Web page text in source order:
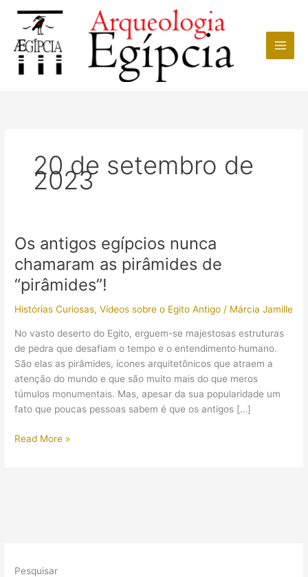
conteúdo
20 de setembro de
2023
Os antigos egípcios nunca
chamaram as pirâmides de
“pirâmides”!
Histórias Curiosas,Vídeos sobre o Egito Antigo / Márcia Jamille
No vasto deserto do Egito, erguem-se majestosas estruturas
de pedra que desafiam o tempo e o entendimento humano.
São elas as pirâmides, ícones arquitetônicos que atraem a
atenção do mundo e que são muito mais do que meros
túmulos monumentais. Mas, apesar da sua popularidade um
fato que poucas pessoas sabem é que os antigos […]
Os
Read More »
Pesquisar